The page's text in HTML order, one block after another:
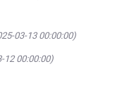
03-13 00:00:00)
12 00:00:00)